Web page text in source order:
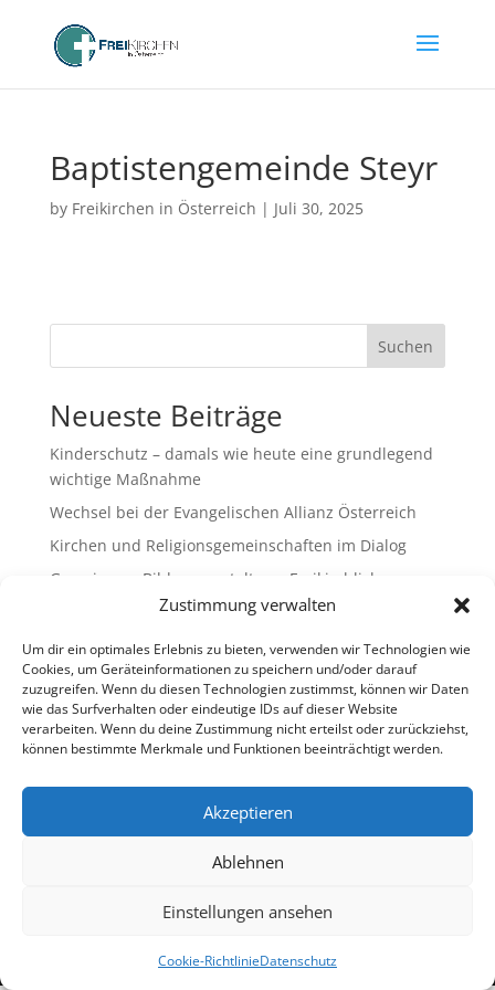
Zustimmung verwalten
Um dir ein optimales Erlebnis zu bieten, verwenden wir Technologien wie
Cookies, um Geräteinformationen zu speichern und/oder darauf
zuzugreifen. Wenn du diesen Technologien zustimmst, können wir Daten
wie das Surfverhalten oder eindeutige IDs auf dieser Website
verarbeiten. Wenn du deine Zustimmung nicht erteilst oder zurückziehst,
können bestimmte Merkmale und Funktionen beeinträchtigt werden.
Akzeptieren
Ablehnen
Einstellungen ansehen
Cookie-RichtlinieDatenschutz
Baptistengemeinde Steyr
by Freikirchen in Österreich | Juli 30, 2025
Suchen
Neueste Beiträge
Kinderschutz – damals wie heute eine grundlegend
wichtige Maßnahme
Wechsel bei der Evangelischen Allianz Österreich
Kirchen und Religionsgemeinschaften im Dialog
Gemeinsam Bildung gestalten – Freikirchliche
Schulen & Kindergärten in Österreich
ist bald am Ziel
Neueste Kommentare
Es sind keine Kommentare vorhanden.
Impressum
Datenschutz
Copyright © 2013-2026 Freikirchen in Österreich